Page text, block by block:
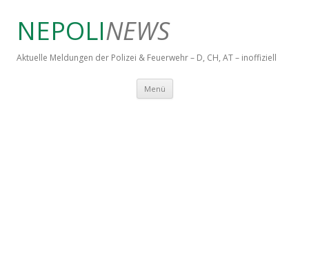
NEPOLINEWS
Aktuelle Meldungen der Polizei & Feuerwehr – D, CH, AT – inoffiziell
Menü Springe zum Inhalt